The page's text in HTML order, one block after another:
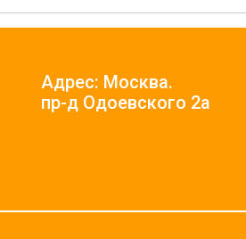
Адрес: Москва.
пр-д Одоевского 2а